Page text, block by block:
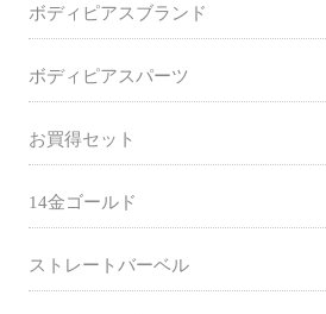
ボディピアスブランド
ボディピアスパーツ
お買得セット
14金ゴールド
ストレートバーベル